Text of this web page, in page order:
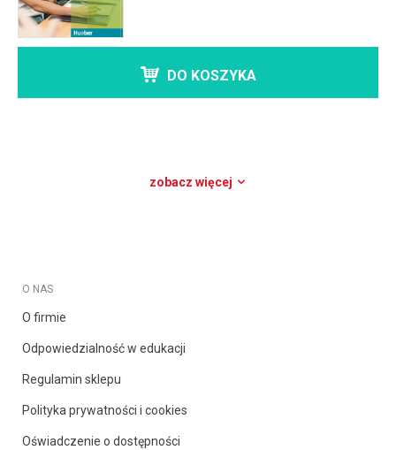
DO KOSZYKA
zobacz więcej
O NAS
O firmie
Odpowiedzialność w edukacji
Regulamin sklepu
Polityka prywatności i cookies
Oświadczenie o dostępności